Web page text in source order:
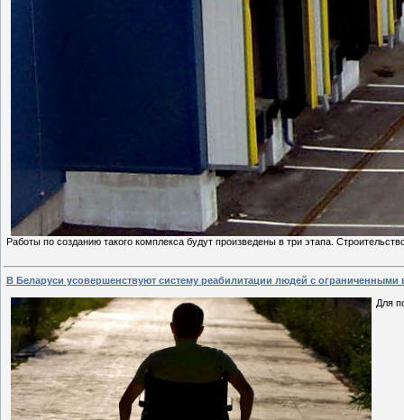
Работы по созданию такого комплекса будут произведены в три этапа.
В Беларуси усовершенствуют систему реабилитации людей с
Для